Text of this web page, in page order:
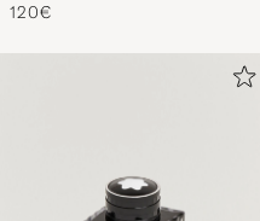
120€